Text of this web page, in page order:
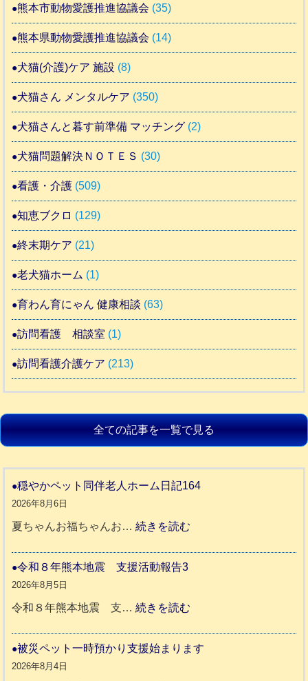
熊本市動物愛護推進協議会 (35)
熊本県動物愛護推進協議会 (14)
犬猫(介護)ケア 施設 (8)
犬猫さん メンタルケア (350)
犬猫さんと暮す前準備 マッチング (2)
犬猫問題解決ＮＯＴＥＳ (30)
看護・介護 (509)
知恵ブクロ (129)
終末期ケア (21)
老犬猫ホーム (1)
育わん育にゃん 健康相談 (63)
訪問看護 相談室 (1)
訪問看護介護ケア (213)
全ての記事を一覧で見る
穏やかペット同伴老人ホーム日記164
2026年8月6日
夏ちゃんお福ちゃんお…続きを読む
ト
令和８年熊本地震 支援活動報告3
2026年8月5日
令和８年熊本地震 支…続きを読む
和
被災ペット一時預かり支援始まります
2026年8月4日